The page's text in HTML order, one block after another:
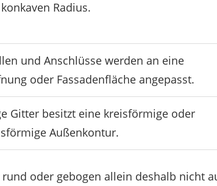
Radius.
und Anschlüsse werden an eine
oder Fassadenfläche angepasst.
Gitter besitzt eine kreisförmige oder
Außenkontur.
oder gebogen allein deshalb nicht